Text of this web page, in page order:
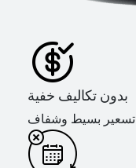
بدون تكاليف خفية
تسعير بسيط وشفاف